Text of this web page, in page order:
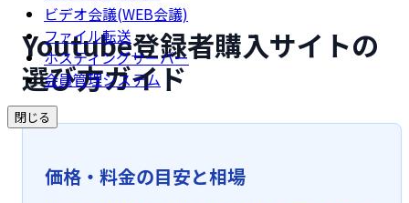
ビデオ会議(WEB会議)
ファイル転送
ホスティングサーバー
会員管理システム
閉じる
Youtube登録者購入サイトの
選び方ガイド
価格・料金の目安と相場